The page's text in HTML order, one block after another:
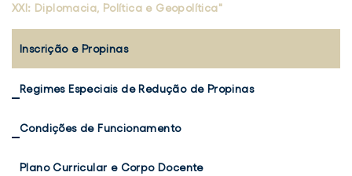
XXI: Diplomacia, Política e Geopolítica"
Inscrição e Propinas
Regimes Especiais de Redução de Propinas
Condições de Funcionamento
Plano Curricular e Corpo Docente